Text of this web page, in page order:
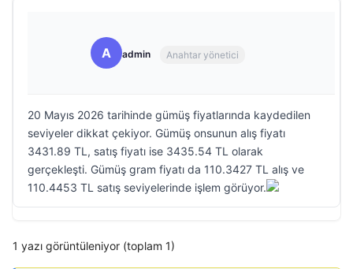
A admin Anahtar yönetici
20 Mayıs 2026 tarihinde gümüş fiyatlarında kaydedilen
seviyeler dikkat çekiyor. Gümüş onsunun alış fiyatı
3431.89 TL, satış fiyatı ise 3435.54 TL olarak
gerçekleşti. Gümüş gram fiyatı da 110.3427 TL alış ve
110.4453 TL satış seviyelerinde işlem görüyor.
1 yazı görüntüleniyor (toplam 1)